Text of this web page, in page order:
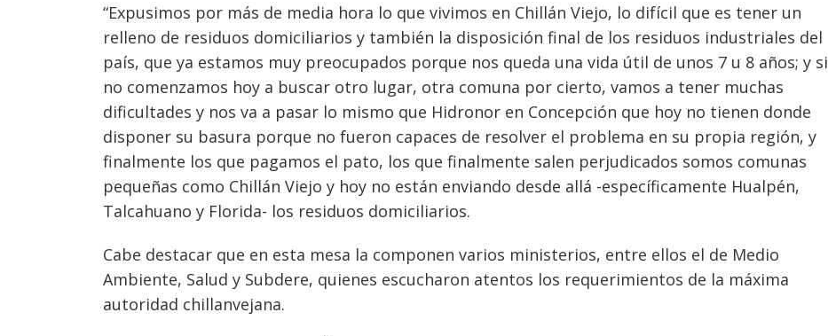
“Expusimos por más de media hora lo que vivimos en Chillán Viejo, lo difícil que es tener un
relleno de residuos domiciliarios y también la disposición final de los residuos industriales del
país, que ya estamos muy preocupados porque nos queda una vida útil de unos 7 u 8 años; y si
no comenzamos hoy a buscar otro lugar, otra comuna por cierto, vamos a tener muchas
dificultades y nos va a pasar lo mismo que Hidronor en Concepción que hoy no tienen donde
disponer su basura porque no fueron capaces de resolver el problema en su propia región, y
finalmente los que pagamos el pato, los que finalmente salen perjudicados somos comunas
pequeñas como Chillán Viejo y hoy no están enviando desde allá -específicamente Hualpén,
Talcahuano y Florida- los residuos domiciliarios.
Cabe destacar que en esta mesa la componen varios ministerios, entre ellos el de Medio
Ambiente, Salud y Subdere, quienes escucharon atentos los requerimientos de la máxima
autoridad chillanvejana.